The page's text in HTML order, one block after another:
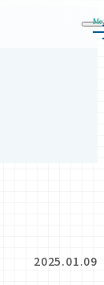
2025.01.09